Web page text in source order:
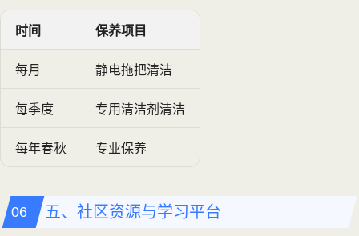
时间 保养项目
每月 静电拖把清洁
每季度 专用清洁剂清洁
每年春秋 专业保养
五、社区资源与学习平台